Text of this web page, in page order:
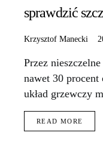
sprawdzić
Krzysztof Manecki
Przez
nawet 30 procent
układ grzewczy
READ MORE